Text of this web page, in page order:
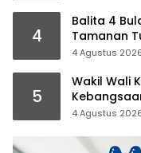
4
Balita 4
Tamanan
dalam 10
4 Agustus
5
Wakil Wali
4 Agustus